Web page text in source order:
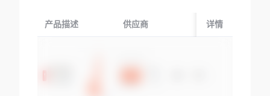
产品描述 供应商 起运国/地区
详情